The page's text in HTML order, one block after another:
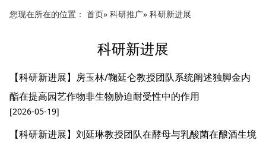
您现在所在的位置： 首页» 科研推广» 科研新进展
科研新进展
【科研新进展】房玉林/鞠延仑教授团队系统阐述独脚金内
酯在提高园艺作物非生物胁迫耐受性中的作用
[2026-05-19]
【科研新进展】刘延琳教授团队在酵母与乳酸菌在酿酒生境